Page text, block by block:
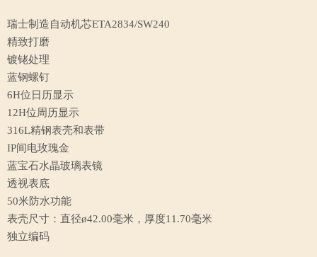
瑞士制造自动机芯ETA2834/SW240
精致打磨
镀铑处理
蓝钢螺钉
6H位日历显示
12H位周历显示
316L精钢表壳和表带
IP间电玫瑰金
蓝宝石水晶玻璃表镜
透视表底
50米防水功能
表壳尺寸：直径ø42.00毫米，厚度11.70毫米
独立编码